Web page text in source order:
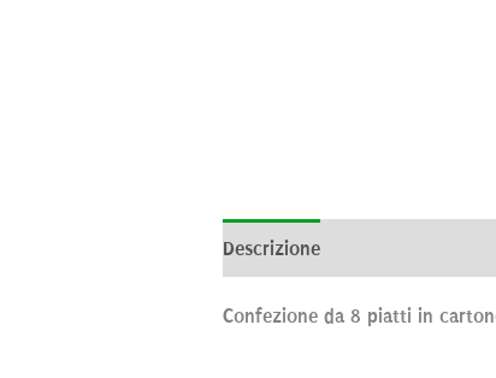
Descrizione
Confezione da 8 piatti in